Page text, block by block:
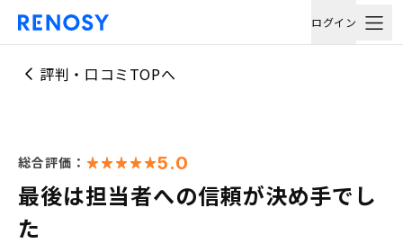
ログイン
評判・口コミTOPへ
総合評価： 5.0
最後は担当者への信頼が決め手でし
た